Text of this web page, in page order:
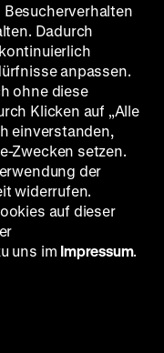
-18.30 Uhr
Nacht der
Mauer kam es
am Checkpoint
und
In Ost und West
Krieg.
Dadurch
anpassen.
ohne diese
Klicken auf „Alle
einverstanden,
Zwecken setzen.
der
widerrufen.
auf dieser
uns im Impressum.